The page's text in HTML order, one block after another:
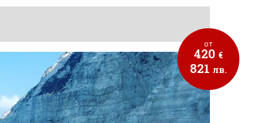
от
420 €
821 лв.